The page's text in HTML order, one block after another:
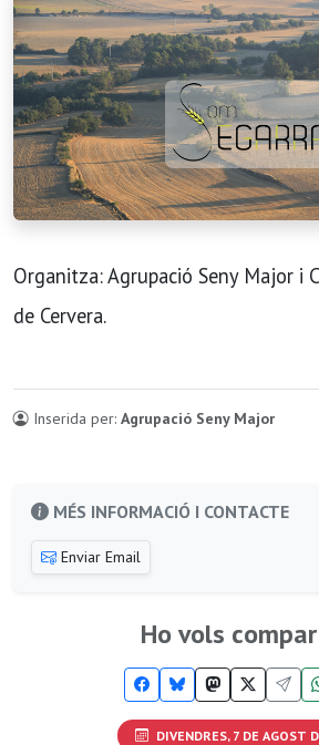
Organitza: Agrupació Seny Major i
de Cervera.
Inserida per: Agrupació Seny Major
MÉS INFORMACIÓ I CONTACTE
Enviar Email
Ho vols
DIVENDRES, 7 DE AGOST